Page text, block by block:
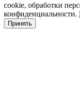
cookie, обработки
конфиденциальности.
Принять